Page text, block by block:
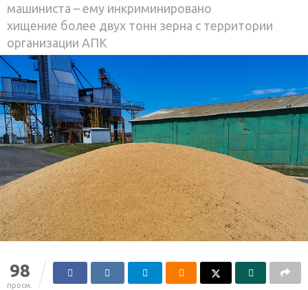
машиниста – ему инкриминировано
хищение более двух тонн зерна с территории
организации АПК
98
просм.